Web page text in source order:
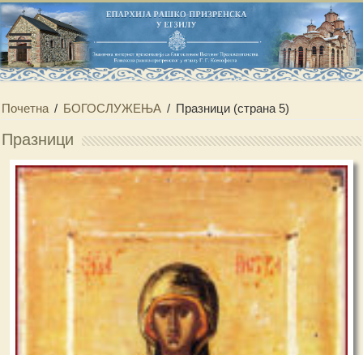
Почетна / БОГОСЛУЖЕЊА / Празници (страна 5)
Празници